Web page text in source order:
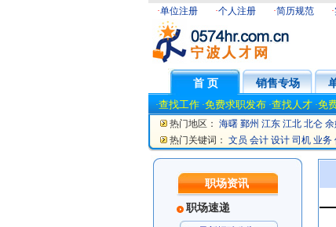
·单位注册 ·个人注册 ·简历规范 ·
首 页 销售专场
·查找工作 ·免费求职发布 ·查找人才 ·免
热门地区： 海曙 鄞州 江东 江北 北仑
热门关键词： 文员 会计 设计 司机 业务
职场资讯
职场速递